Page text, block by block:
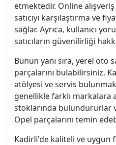
etmektedir. Online
satıcıyı karşılaştırma ve
sağlar. Ayrıca, kullanıcı
satıcıların güvenilirliği
Bunun yanı sıra, yerel oto
parçalarını bulabilirsiniz.
atölyesi ve servis
genellikle farklı markalara
stoklarında bulundururlar
Opel parçalarını temin
Kadirli'de kaliteli ve uygun